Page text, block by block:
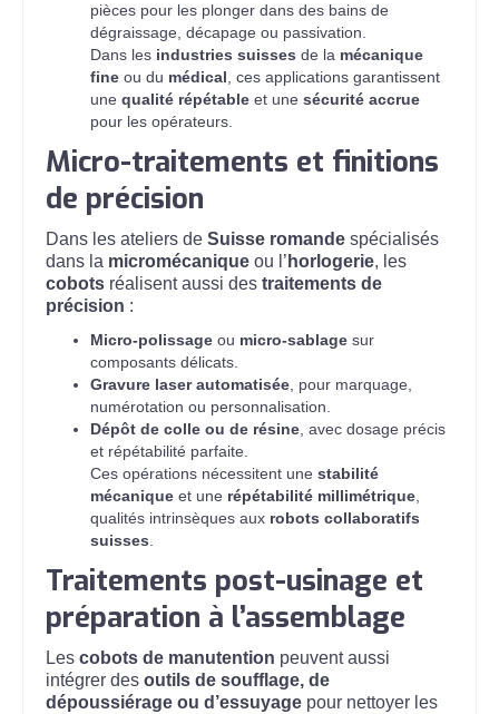
pièces pour les plonger dans des bains de
dégraissage, décapage ou passivation.
Dans les industries suisses de la mécanique
fine ou du médical, ces applications garantissent
une qualité répétable et une sécurité accrue
pour les opérateurs.
Micro-traitements et finitions
de précision
Dans les ateliers de Suisse romande spécialisés
dans la micromécanique ou l’ horlogerie, les
cobots réalisent aussi des traitements de
précision :
Micro-polissage ou micro-sablage sur
composants délicats.
Gravure laser automatisée, pour marquage,
numérotation ou personnalisation.
Dépôt de colle ou de résine, avec dosage précis
et répétabilité parfaite.
Ces opérations nécessitent une stabilité
mécanique et une répétabilité millimétrique,
qualités intrinsèques aux robots collaboratifs
suisses.
Traitements post-usinage et
préparation à l’assemblage
Les cobots de manutention peuvent aussi
intégrer des outils de soufflage, de
dépoussiérage ou d’essuyage pour nettoyer les